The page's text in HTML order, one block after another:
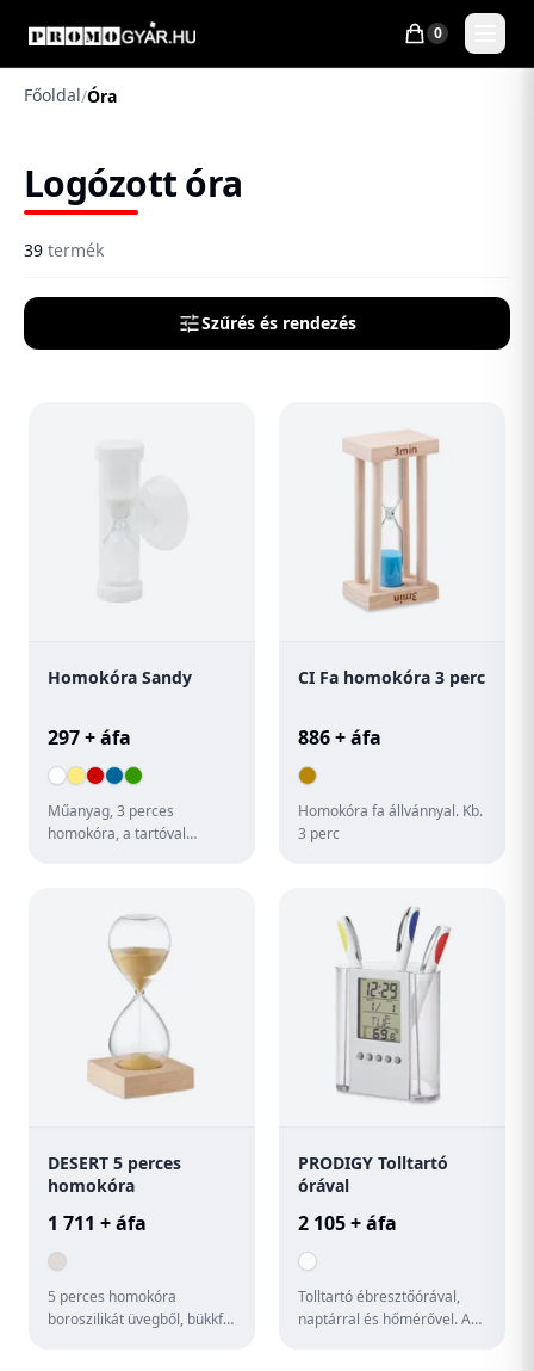
0
Főoldal/Óra
Logózott óra
39 termék
Szűrés és rendezés
Homokóra Sandy
297 + áfa
Műanyag, 3 perces
homokóra, a tartóval
CI Fa homokóra 3 perc
886 + áfa
Homokóra fa állvánnyal. Kb.
3 perc
DESERT 5 perces
homokóra
1 711 + áfa
5 perces homokóra
boroszilikát üvegből, bükkfa
PRODIGY Tolltartó
órával
2 105 + áfa
Tolltartó ébresztőórával,
naptárral és hőmérővel. A